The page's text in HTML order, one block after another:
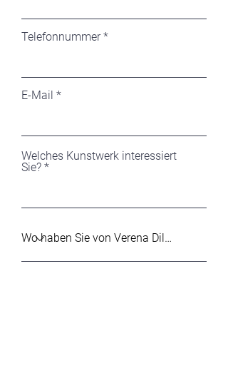
Telefonnummer
E-Mail
Welches Kunstwerk interessiert
Sie?